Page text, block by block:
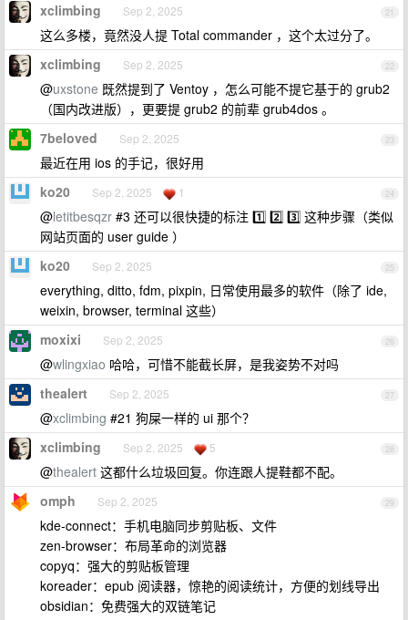
21
xclimbing Sep 2, 2025
这么多楼，竟然没人提 Total commander ，这个太过分了。
22
xclimbing Sep 2, 2025
@uxstone 既然提到了 Ventoy ，怎么可能不提它基于的 grub2
（国内改进版），更要提 grub2 的前辈 grub4dos 。
23
7beloved Sep 2, 2025
最近在用 ios 的手记，很好用
24
ko20 Sep 2, 2025 1
@letitbesqzr #3 还可以很快捷的标注 1️⃣ 2️⃣ 3️⃣ 这种步骤（类似
网站页面的 user guide ）
25
ko20 Sep 2, 2025
everything, ditto, fdm, pixpin, 日常使用最多的软件（除了 ide,
weixin, browser, terminal 这些）
26
moxixi Sep 2, 2025
@wlingxiao 哈哈，可惜不能截长屏，是我姿势不对吗
27
thealert Sep 2, 2025
@xclimbing #21 狗屎一样的 ui 那个？
28
xclimbing Sep 2, 2025 5
@thealert 这都什么垃圾回复。你连跟人提鞋都不配。
29
omph Sep 2, 2025
kde-connect：手机电脑同步剪贴板、文件
zen-browser：布局革命的浏览器
copyq：强大的剪贴板管理
koreader：epub 阅读器，惊艳的阅读统计，方便的划线导出
obsidian：免费强大的双链笔记